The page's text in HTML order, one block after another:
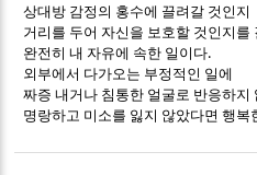
상대방 감정의 홍수에 끌려갈 것인지
거리를 두어 자신을 보호할 것인지를
완전히 내 자유에 속한 일이다.
외부에서 다가오는 부정적인 일에
짜증 내거나 침통한 얼굴로 반응하지
명랑하고 미소를 잃지 않았다면 행